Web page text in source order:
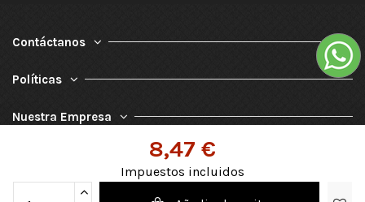
8,47 €
Impuestos incluidos
Contáctanos
Políticas
Nuestra Empresa